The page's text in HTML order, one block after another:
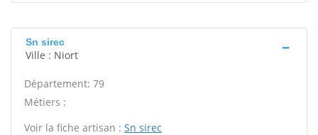
Sn sirec
Ville : Niort
Département: 79
Métiers :
Voir la fiche artisan : Sn sirec